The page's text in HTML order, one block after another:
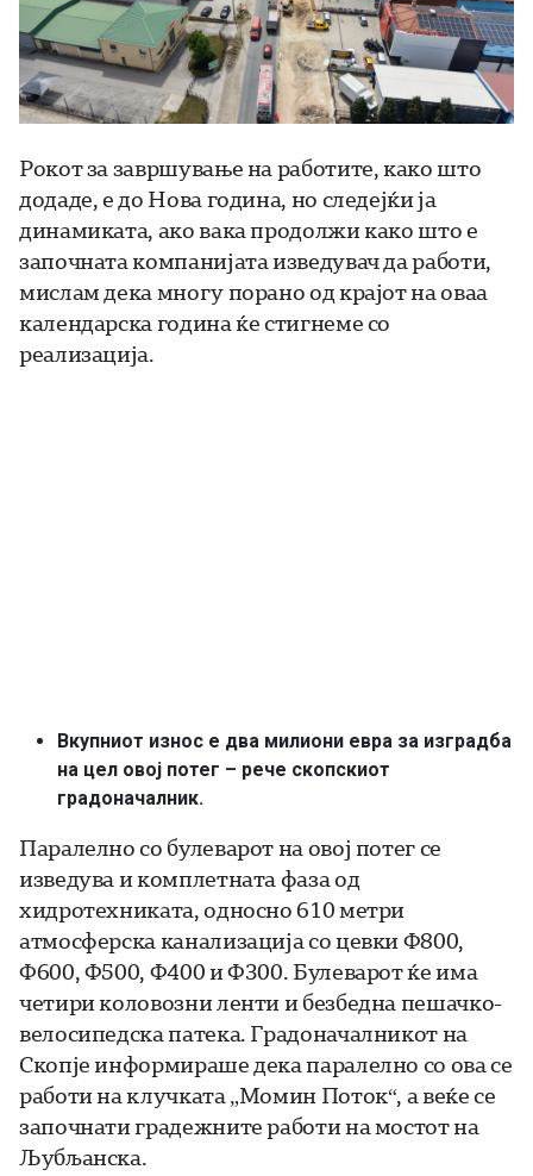
Рокот за завршување на работите, како што
додаде, е до Нова година, но следејќи ја
динамиката, ако вака продолжи како што е
започната компанијата изведувач да работи,
мислам дека многу порано од крајот на оваа
календарска година ќе стигнеме со
реализација.
Вкупниот износ е два милиони евра за изградба
на цел овој потег – рече скопскиот
градоначалник.
Паралелно со булеварот на овој потег се
изведува и комплетната фаза од
хидротехниката, односно 610 метри
атмосферска канализација со цевки Ф800,
Ф600, Ф500, Ф400 и Ф300. Булеварот ќе има
четири коловозни ленти и безбедна пешачко-
велосипедска патека. Градоначалникот на
Скопје информираше дека паралелно со ова се
работи на клучката „Момин Поток“, а веќе се
започнати градежните работи на мостот на
Љубљанска.